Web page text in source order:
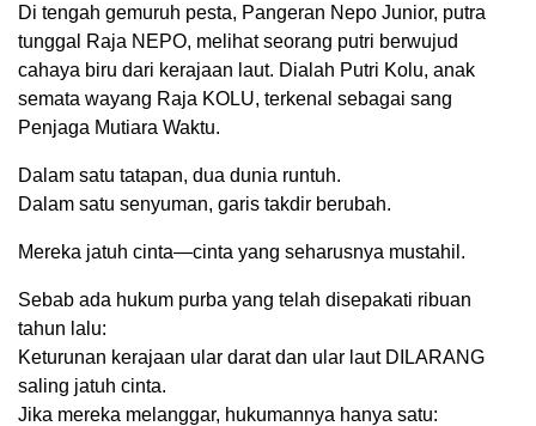
Di tengah gemuruh pesta, Pangeran Nepo Junior, putra
tunggal Raja NEPO, melihat seorang putri berwujud
cahaya biru dari kerajaan laut. Dialah Putri Kolu, anak
semata wayang Raja KOLU, terkenal sebagai sang
Penjaga Mutiara Waktu.
Dalam satu tatapan, dua dunia runtuh.
Dalam satu senyuman, garis takdir berubah.
Mereka jatuh cinta—cinta yang seharusnya mustahil.
Sebab ada hukum purba yang telah disepakati ribuan
tahun lalu:
Keturunan kerajaan ular darat dan ular laut DILARANG
saling jatuh cinta.
Jika mereka melanggar, hukumannya hanya satu: